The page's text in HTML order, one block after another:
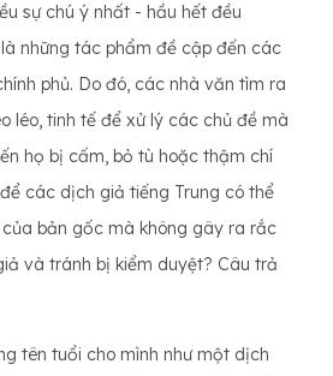
sự chú ý nhất - hầu hết đều
những tác phẩm đề cập đến các
phủ. Do đó, các nhà văn tìm ra
léo, tinh tế để xử lý các chủ đề mà
họ bị cấm, bỏ tù hoặc thậm chí
các dịch giả tiếng Trung có thể
bản gốc mà không gây ra rắc
và tránh bị kiểm duyệt? Câu trả
tên tuổi cho mình như một dịch